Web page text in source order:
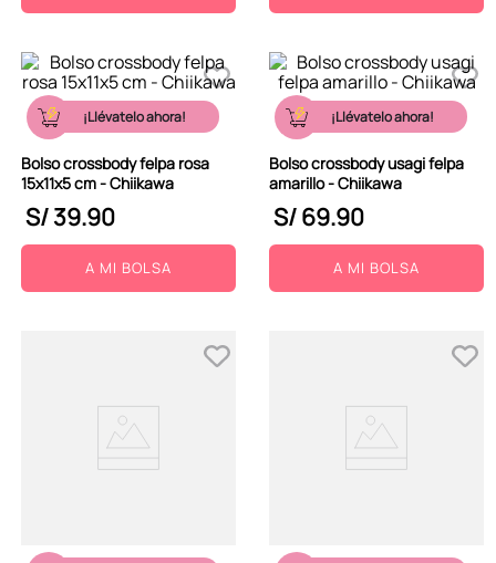
¡Llévatelo ahora!
Bolso crossbody felpa rosa
15x11x5 cm - Chiikawa
S/39.90
A MI BOLSA
¡Llévatelo ahora!
Bolso crossbody usagi felpa
amarillo - Chiikawa
S/69.90
A MI BOLSA